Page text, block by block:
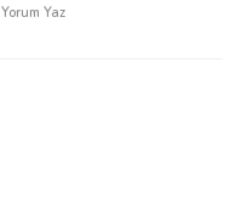
Yorum Yaz